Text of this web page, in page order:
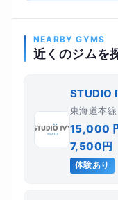
NEARBY GYMS
近くのジムを
STUDIO
東海道本
15,000
7,500円
体験あり